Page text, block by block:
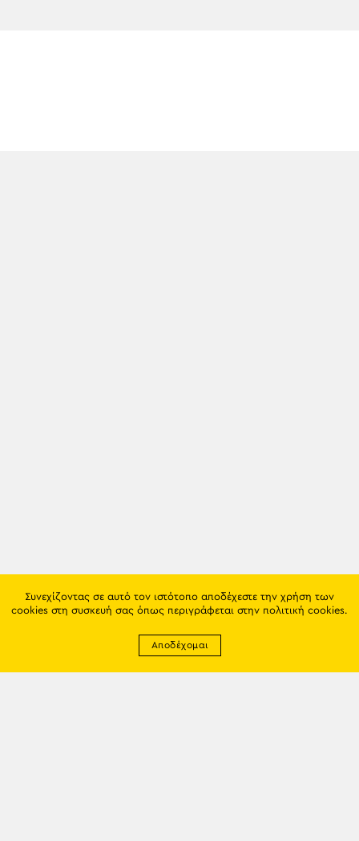
Συνεχίζοντας σε αυτό τον ιστότοπο αποδέχεστε την χρήση των
cookies στη συσκευή σας όπως περιγράφεται στην πολιτική cookies.
Αποδέχομαι